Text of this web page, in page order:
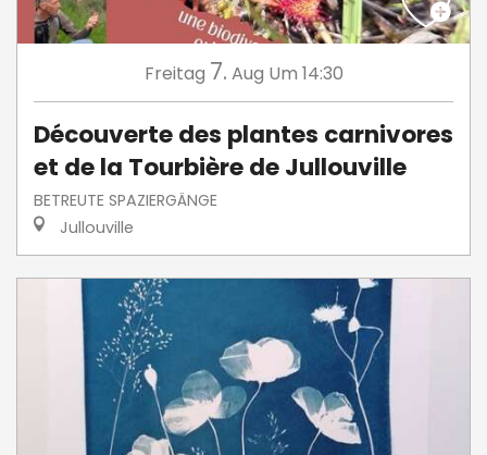
Freitag 7. Aug Um 14:30
Découverte des plantes carnivores
et de la Tourbière de Jullouville
BETREUTE SPAZIERGÄNGE
Jullouville